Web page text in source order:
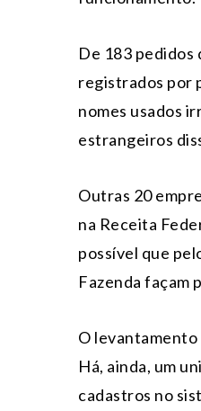
De 183 pedidos
registrados por
nomes usados
estrangeiros
Outras 20
na Receita
possível que
Fazenda façam
O
Há, ainda, um
cadastros no